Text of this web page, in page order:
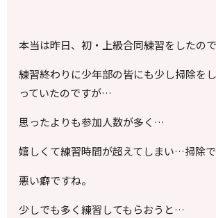
本当は昨日、初・上級合同練習をしたので
練習終わりに少年部の皆にも少し掃除を
っていたのですが…
思ったよりも参加人数が多く…
嬉しくて練習時間が超えてしまい…掃除で
悪い癖ですね。
少しでも多く練習してもらおうと…